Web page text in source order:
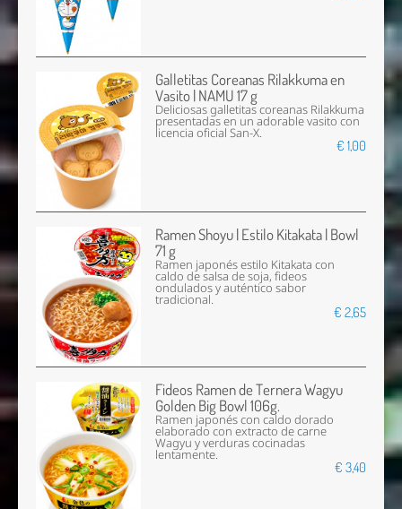
Galletitas Coreanas Rilakkuma en
Vasito | NAMU 17 g
Deliciosas galletitas coreanas Rilakkuma
presentadas en un adorable vasito con
licencia oficial San-X.
€ 1,00
Ramen Shoyu | Estilo Kitakata | Bowl
71 g
Ramen japonés estilo Kitakata con
caldo de salsa de soja, fideos
ondulados y auténtico sabor
tradicional.
€ 2,65
Fideos Ramen de Ternera Wagyu
Golden Big Bowl 106g.
Ramen japonés con caldo dorado
elaborado con extracto de carne
Wagyu y verduras cocinadas
lentamente.
€ 3,40